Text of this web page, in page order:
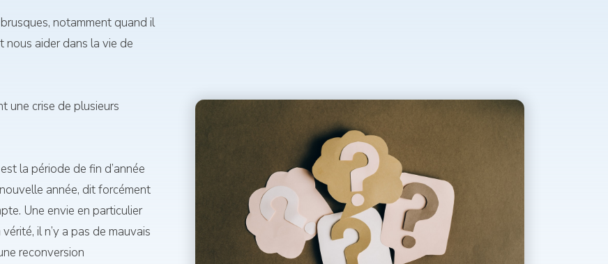
notamment quand il
nous aider dans la vie de
une crise de plusieurs
la période de fin d’année
année, dit forcément
Une envie en particulier
il n’y a pas de mauvais
reconversion